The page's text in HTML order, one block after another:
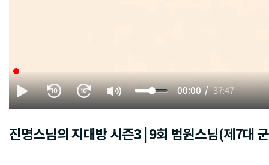
00:00 37:47
진명스님의 지대방 시즌3 | 9회 법원스님(제7대